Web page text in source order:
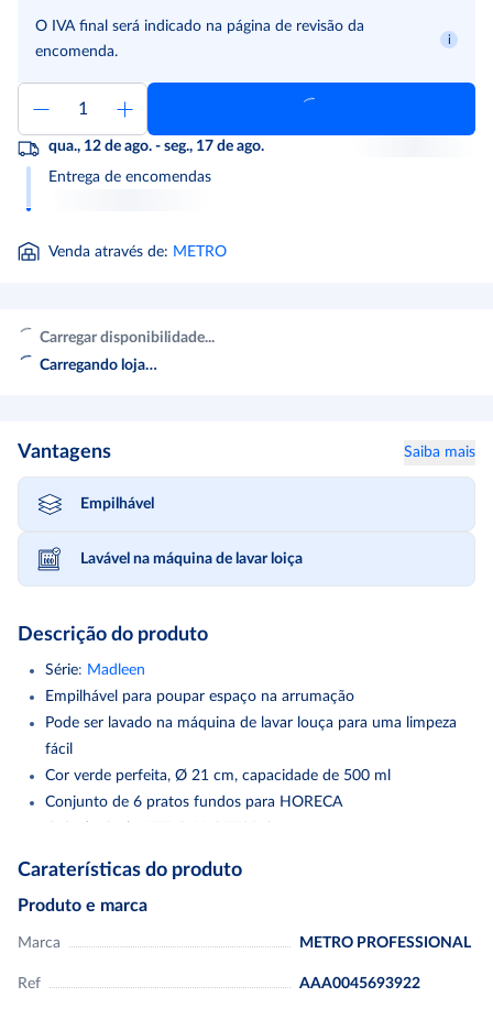
O IVA final será indicado na página de revisão da
encomenda.
qua., 12 de ago. - seg., 17 de ago.
Entrega de encomendas
Venda através de: METRO
Carregar disponibilidade...
Carregando loja…
Vantagens Saiba mais
Empilhável
Lavável na máquina de lavar loiça
Descrição do produto
Série: Madleen
Empilhável para poupar espaço na arrumação
Pode ser lavado na máquina de lavar louça para uma limpeza
fácil
Cor verde perfeita, Ø 21 cm, capacidade de 500 ml
Conjunto de 6 pratos fundos para HORECA
Descubra o nosso prato fundo em grés METRO PROFESSIONAL
Madleen, uma escolha de primeira classe para as suas necessidades
características funcionais e foi especialmente concebido para uso
profissional. Com a sua cor verde, dá um toque atrativo à sua
Caraterísticas do produto
Produto e marca
Marca METRO PROFESSIONAL
Ref AAA0045693922